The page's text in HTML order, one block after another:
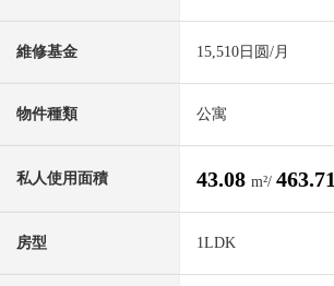
維修基金 15,510日圆/月
物件種類 公寓
私人使用面積 43.08 m²/ 463.71
房型 1LDK